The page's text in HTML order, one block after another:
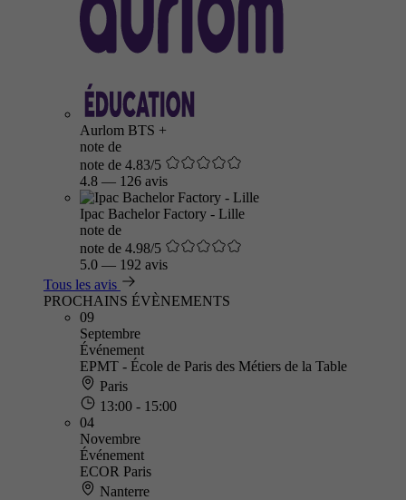
Aurlom BTS +
note de
note de 4.83/5
4.8 — 126 avis
Ipac Bachelor Factory - Lille
note de
note de 4.98/5
5.0 — 192 avis
Tous les avis
PROCHAINS ÉVÈNEMENTS
09
Septembre
Événement
EPMT - École de Paris des Métiers de la Table
Paris
13:00 - 15:00
04
Novembre
Événement
ECOR Paris
Nanterre